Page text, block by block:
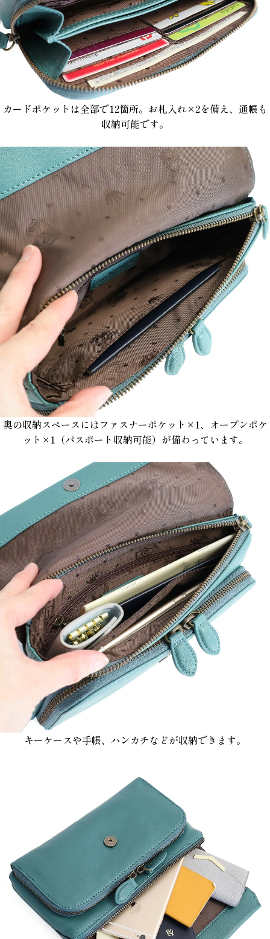
カードポケットは全部で12箇所。お札入れ×2を備え、通帳も
収納可能です。
奥の収納スペースにはファスナーポケット×1、オープンポケ
ット×1（パスポート収納可能）が備わっています。
キーケースや手帳、ハンカチなどが収納できます。